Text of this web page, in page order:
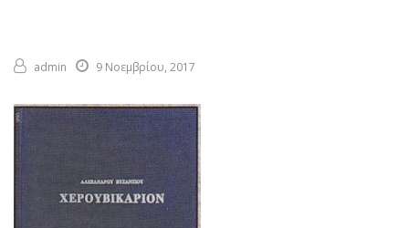
admin 9 Νοεμβρίου, 2017